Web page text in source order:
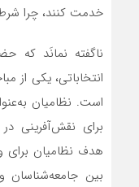
خدمت کنند، چرا شرط
انتخاباتی، یکی
است. نظامیان
برای نقش‌آفرینی
هدف نظامیان برای
بین جامعه‌شناسان